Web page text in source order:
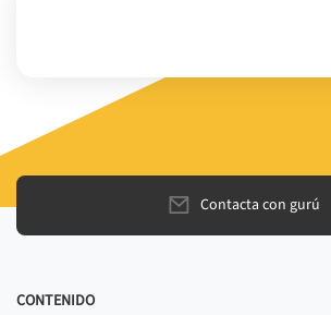
Contacta con gurú
CONTENIDO